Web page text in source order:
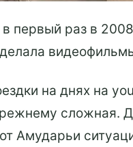
первый раз в
на днях на
сложная.
Амударьи